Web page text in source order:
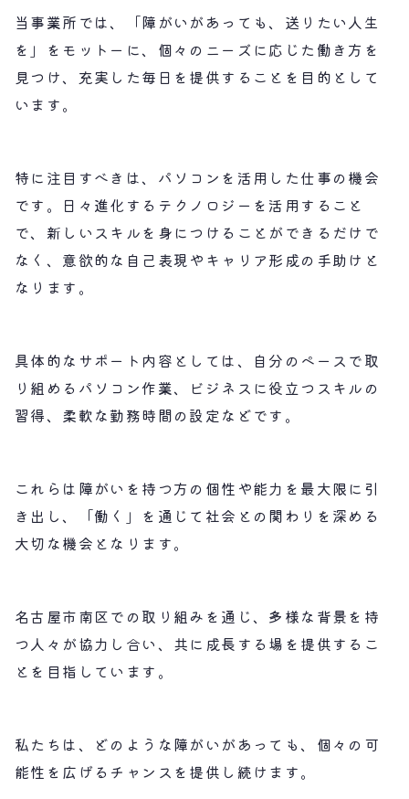
当事業所では、「障がいがあっても、送りたい人生
を」をモットーに、個々のニーズに応じた働き方を
見つけ、充実した毎日を提供することを目的として
います。
特に注目すべきは、パソコンを活用した仕事の機会
です。日々進化するテクノロジーを活用すること
で、新しいスキルを身につけることができるだけで
なく、意欲的な自己表現やキャリア形成の手助けと
なります。
具体的なサポート内容としては、自分のペースで取
り組めるパソコン作業、ビジネスに役立つスキルの
習得、柔軟な勤務時間の設定などです。
これらは障がいを持つ方の個性や能力を最大限に引
き出し、「働く」を通じて社会との関わりを深める
大切な機会となります。
名古屋市南区での取り組みを通じ、多様な背景を持
つ人々が協力し合い、共に成長する場を提供するこ
とを目指しています。
私たちは、どのような障がいがあっても、個々の可
能性を広げるチャンスを提供し続けます。